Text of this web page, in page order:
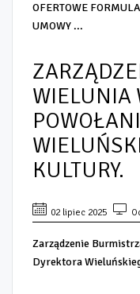
OFERTOWE
UMOWY ...
WIELUNIA
KULTURY.
02 lipiec 2025
Zarządzenie
Dyrektora